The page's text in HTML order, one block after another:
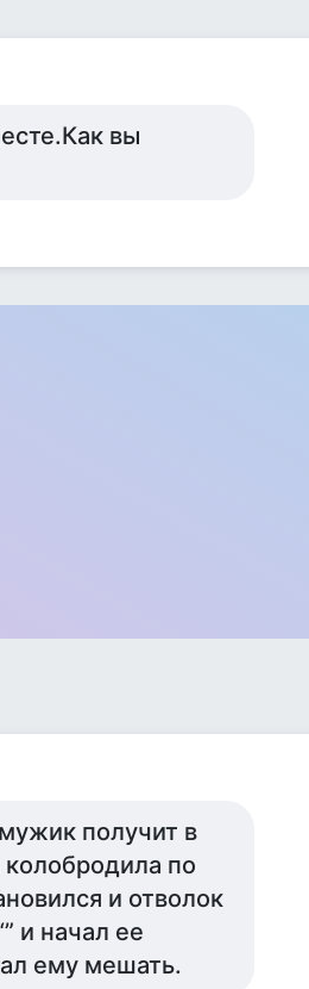
вы
получит в
по
и отволок
и начал ее
ему мешать.